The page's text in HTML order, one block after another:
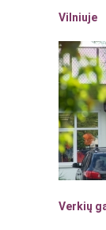
Vilniuje
Verkių